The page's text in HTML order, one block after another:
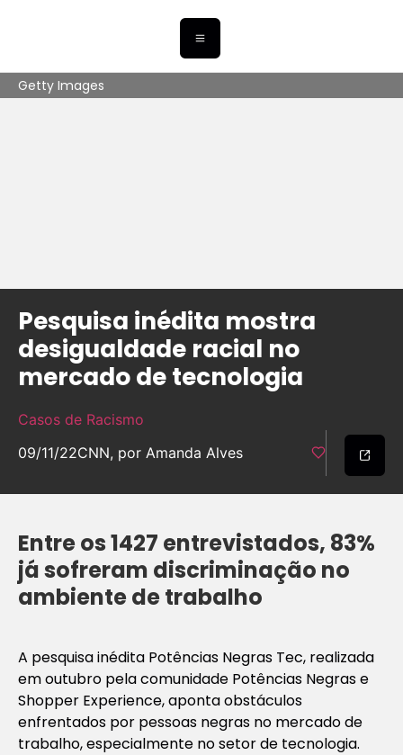
Getty Images
Pesquisa inédita mostra
desigualdade racial no
mercado de tecnologia
Casos de Racismo
09/11/22CNN, por Amanda Alves
Entre os 1427 entrevistados, 83%
já sofreram discriminação no
ambiente de trabalho
A pesquisa inédita Potências Negras Tec, realizada
em outubro pela comunidade Potências Negras e
Shopper Experience, aponta obstáculos
enfrentados por pessoas negras no mercado de
trabalho, especialmente no setor de tecnologia.